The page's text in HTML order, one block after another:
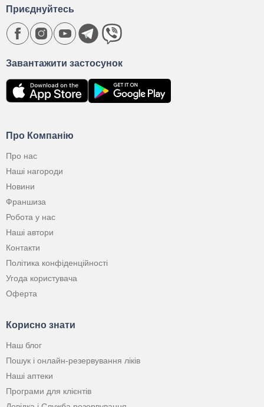
Про Компанію
Про нас
Наші нагороди
Новини
Франшиза
Робота у нас
Наші автори
Контакти
Політика конфіденційності
Угода користувача
Оферта
Корисно знати
Наш блог
Пошук і онлайн-резервування ліків
Наші аптеки
Програми для клієнтів
Завантажити застосунок
Приєднуйтесь